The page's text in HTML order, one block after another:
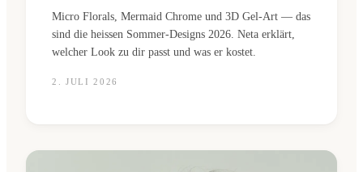
Micro Florals, Mermaid Chrome und 3D Gel-Art — das
sind die heissen Sommer-Designs 2026. Neta erklärt,
welcher Look zu dir passt und was er kostet.
2. JULI 2026